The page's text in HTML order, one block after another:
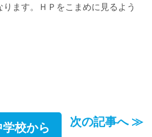
ます。ＨＰをこまめに見るよう
学校から 次の記事へ ≫